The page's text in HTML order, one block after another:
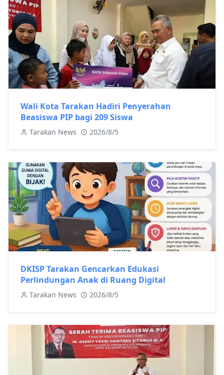
Wali Kota Tarakan Hadiri Penyerahan
Beasiswa PIP bagi 209 Siswa
Tarakan News 2026/8/5
DKISP Tarakan Gencarkan Edukasi
Perlindungan Anak di Ruang Digital
Tarakan News 2026/8/5